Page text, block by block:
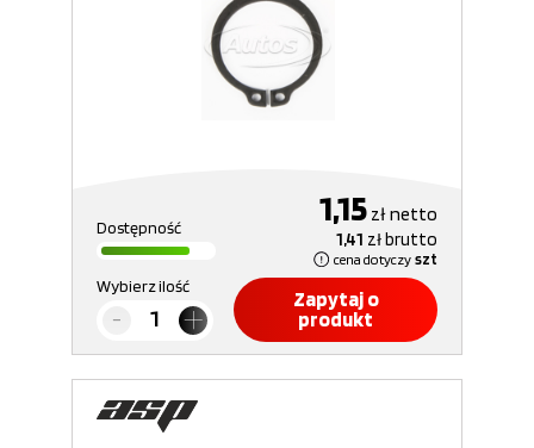
Dostępność 1,15 złnetto
1,41 złbrutto
cena dotyczy szt
Wybierz ilość
Zapytaj o
produkt